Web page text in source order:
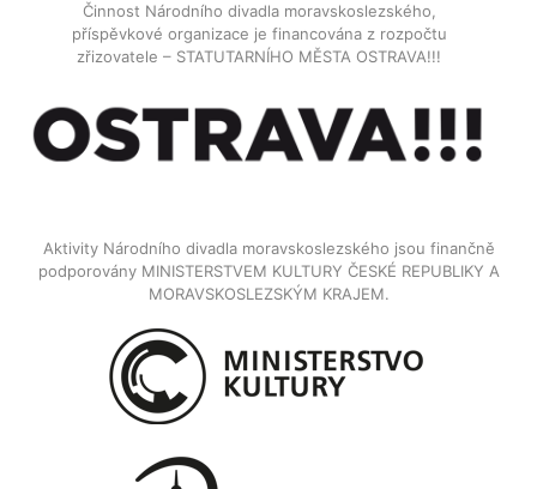
Činnost Národního divadla moravskoslezského,
příspěvkové organizace je financována z rozpočtu
zřizovatele – STATUTARNÍHO MĚSTA OSTRAVA!!!
Aktivity Národního divadla moravskoslezského jsou finančně
podporovány MINISTERSTVEM KULTURY ČESKÉ REPUBLIKY A
MORAVSKOSLEZSKÝM KRAJEM.